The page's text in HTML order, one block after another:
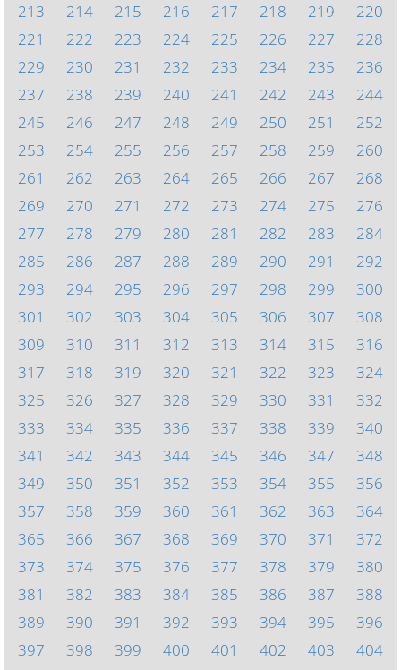
213
214 215 216 217 218 219
220
221
222 223 224 225 226 227
228
229
230 231 232 233 234 235
236
237
238 239 240 241 242 243
244
245
246 247 248 249 250 251
252
253
254 255 256 257 258 259
260
261
262 263 264 265 266 267
268
269
270 271 272 273 274 275
276
277
278 279 280 281 282 283
284
285
286 287 288 289 290 291
292
293
294 295 296 297 298 299
300
301
302 303 304 305 306 307
308
309
310 311 312 313 314 315
316
317
318 319 320 321 322 323
324
325
326 327 328 329 330 331
332
333
334 335 336 337 338 339
340
341
342 343 344 345 346 347
348
349
350 351 352 353 354 355
356
357
358 359 360 361 362 363
364
365
366 367 368 369 370 371
372
373
374 375 376 377 378 379
380
381
382 383 384 385 386 387
388
389
390 391 392 393 394 395
396
397
398 399 400 401 402 403
404